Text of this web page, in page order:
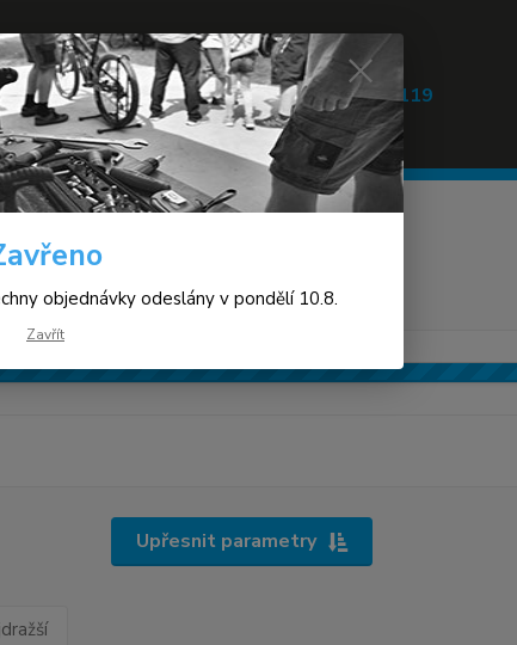
Hledat +420 608 030 119
(Po-Pá 9-17h)
Upřesnit parametry
objednávky odeslány v pondělí 10.8.
Zavřít